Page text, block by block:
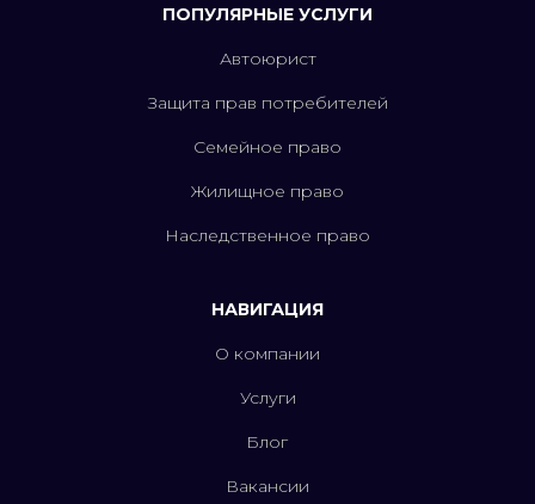
НАВИГАЦИЯ
ПОПУЛЯРНЫЕ УСЛУГИ
О компании
Услуги
Блог
Автоюрист
Защита прав потребителей
Семейное право
Жилищное право
Наследственное право
Вакансии